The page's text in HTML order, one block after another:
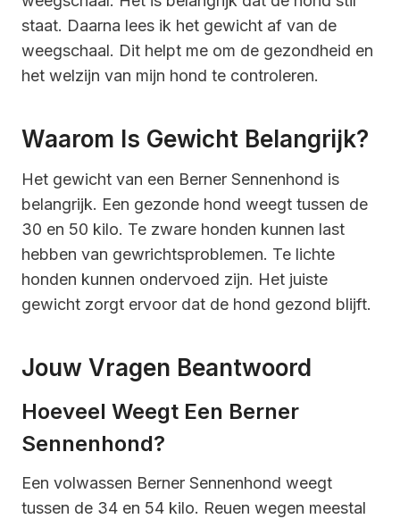
staat. Daarna lees ik het gewicht af van de
weegschaal. Dit helpt me om de gezondheid en
het welzijn van mijn hond te controleren.
Waarom Is Gewicht Belangrijk?
Het gewicht van een Berner Sennenhond is
belangrijk. Een gezonde hond weegt tussen de
30 en 50 kilo. Te zware honden kunnen last
hebben van gewrichtsproblemen. Te lichte
honden kunnen ondervoed zijn. Het juiste
gewicht zorgt ervoor dat de hond gezond blijft.
Jouw Vragen Beantwoord
Hoeveel Weegt Een Berner
Sennenhond?
Een volwassen Berner Sennenhond weegt
tussen de 34 en 54 kilo. Reuen wegen meestal